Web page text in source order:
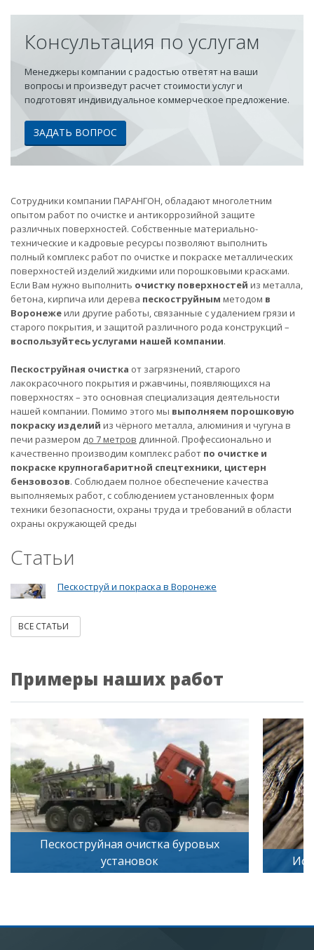
Консультация по услугам
Менеджеры компании с радостью ответят на ваши
вопросы и произведут расчет стоимости услуг и
подготовят индивидуальное коммерческое предложение.
ЗАДАТЬ ВОПРОС
Сотрудники компании ПАРАНГОН, обладают многолетним
опытом работ по очистке и антикоррозийной защите
различных поверхностей. Собственные материально-
технические и кадровые ресурсы позволяют выполнить
полный комплекс работ по очистке и покраске металлических
поверхностей изделий жидкими или порошковыми красками.
Если Вам нужно выполнить очистку поверхностей из металла,
бетона, кирпича или дерева пескоструйным методом в
Воронежеили другие работы, связанные с удалением грязи и
старого покрытия, и защитой различного рода конструкций –
воспользуйтесь услугами нашей компании.
Пескоструйная очистка от загрязнений, старого
лакокрасочного покрытия и ржавчины, появляющихся на
поверхностях – это основная специализация деятельности
нашей компании. Помимо этого мы выполняем порошковую
покраску изделий из чёрного металла, алюминия и чугуна в
печи размером до 7 метров длинной. Профессионально и
качественно производим комплекс работ по очистке и
покраске крупногабаритной спецтехники, цистерн
бензовозов. Соблюдаем полное обеспечение качества
выполняемых работ, с соблюдением установленных форм
техники безопасности, охраны труда и требований в области
охраны окружающей среды
Статьи
Пескоструй и покраска в Воронеже
ВСЕ СТАТЬИ
Примеры наших работ
очистка буровых
Искусственное